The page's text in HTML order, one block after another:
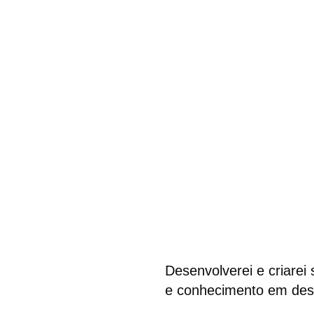
Desenvolverei e criarei
e conhecimento em